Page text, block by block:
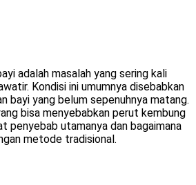
adalah masalah yang sering kali
Kondisi ini umumnya disebabkan
bayi yang belum sepenuhnya matang.
bisa menyebabkan perut kembung
penyebab utamanya dan bagaimana
metode tradisional.